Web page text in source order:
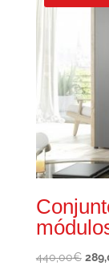
440,00€ El